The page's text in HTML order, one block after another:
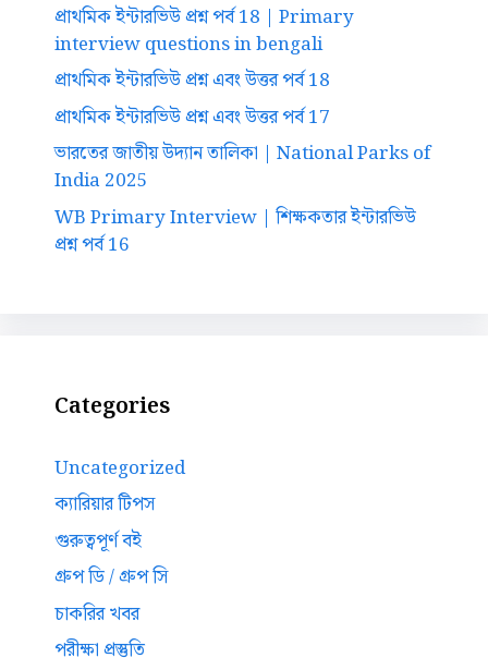
প্রাথমিক ইন্টারভিউ প্রশ্ন পর্ব 18 | Primary
interview questions in bengali
প্রাথমিক ইন্টারভিউ প্রশ্ন এবং উত্তর পর্ব 18
প্রাথমিক ইন্টারভিউ প্রশ্ন এবং উত্তর পর্ব 17
ভারতের জাতীয় উদ্যান তালিকা | National Parks of
India 2025
WB Primary Interview | শিক্ষকতার ইন্টারভিউ
প্রশ্ন পর্ব 16
Categories
Uncategorized
ক্যারিয়ার টিপস
গুরুত্বপূর্ণ বই
গ্রুপ ডি / গ্রুপ সি
চাকরির খবর
পরীক্ষা প্রস্তুতি